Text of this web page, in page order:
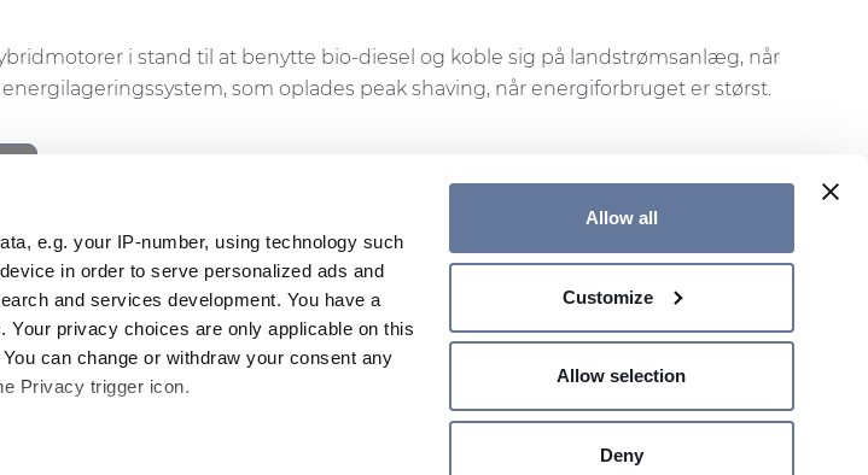
e.g. your IP-number, using technology such
in order to serve personalized ads and
and services development. You have a
privacy choices are only applicable on this
can change or withdraw your consent any
Privacy trigger icon.
Allow all
Customize
Allow selection
Deny
i stand til at benytte bio-diesel og koble sig på landstrømsanlæg, når
som oplades peak shaving, når energiforbruget er størst.
Footer
top
NYHEDSBREV KONTAKT OS GLOBAL WEBSIDE